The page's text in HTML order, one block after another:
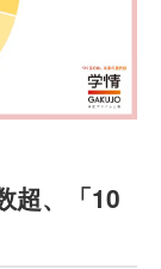
超、「10